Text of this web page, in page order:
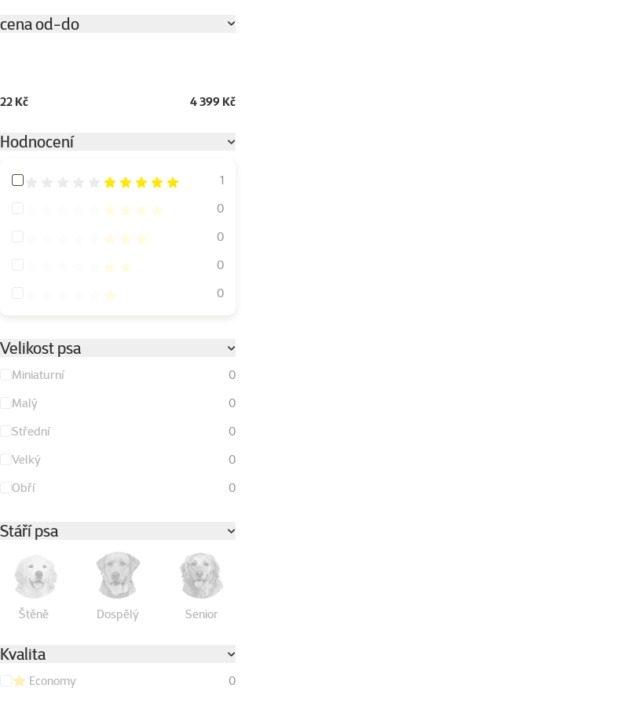
cena od-do
22 Kč 4 399 Kč
Hodnocení
Hodnocení 100%
1
Hodnocení 80%
0
Hodnocení 60%
0
Hodnocení 40%
0
Hodnocení 20%
0
Velikost psa
Miniaturní
0
Malý
0
Střední
0
Velký
0
Obří
0
Stáří psa
Štěně Dospělý Senior
Kvalita
⭐ Economy
0